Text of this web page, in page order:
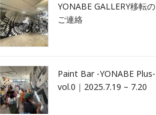
YONABE GALLERY移転の
ご連絡
Paint Bar -YONABE Plus-
vol.0｜2025.7.19 – 7.20